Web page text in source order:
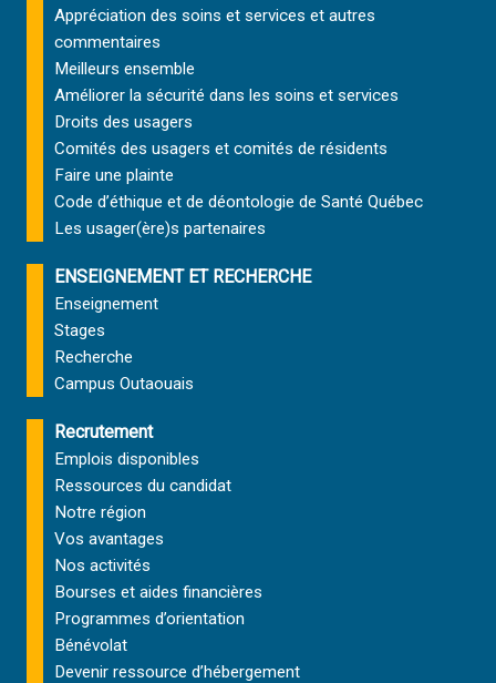
Appréciation des soins et services et autres
commentaires
Meilleurs ensemble
Améliorer la sécurité dans les soins et services
Droits des usagers
Comités des usagers et comités de résidents
Faire une plainte
Code d’éthique et de déontologie de Santé Québec
Les usager(ère)s partenaires
ENSEIGNEMENT ET RECHERCHE
Enseignement
Stages
Recherche
Campus Outaouais
Recrutement
Emplois disponibles
Ressources du candidat
Notre région
Vos avantages
Nos activités
Bourses et aides financières
Programmes d’orientation
Bénévolat
Devenir ressource d’hébergement